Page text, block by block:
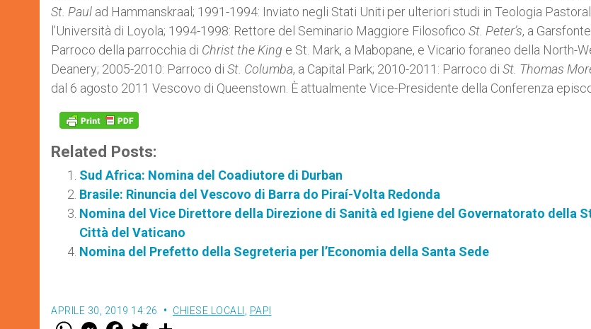
St. Paul ad Hammanskraal; 1991-1994: Inviato negli Stati Uniti per ulteriori studi in Teologia
l’Università di Loyola; 1994-1998: Rettore del Seminario Maggiore Filosofico St. Peter’s, a
Parroco della parrocchia di Christ the King e St. Mark, a Mabopane, e Vicario foraneo della North-
Deanery; 2005-2010: Parroco di St. Columba, a Capital Park; 2010-2011: Parroco di St. Thomas
dal 6 agosto 2011 Vescovo di Queenstown. È attualmente Vice-Presidente della Conferenza
Related Posts:
Sud Africa: Nomina del Coadiutore di Durban
Brasile: Rinuncia del Vescovo di Barra do Piraí-Volta Redonda
Nomina del Vice Direttore della Direzione di Sanità ed Igiene del Governatorato della
Città del Vaticano
Nomina del Prefetto della Segreteria per l’Economia della Santa Sede
APRILE 30, 2019 14:26 CHIESE LOCALI PAPI
W M F